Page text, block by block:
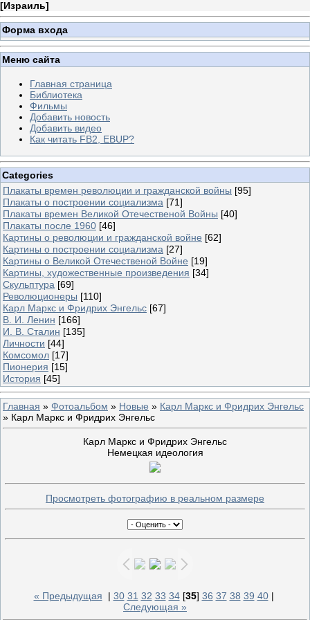
[Израиль]
Форма входа
Меню сайта
Главная страница
Библиотека
Фильмы
Добавить новость
Добавить видео
Как читать FB2, EBUP?
Categories
Плакаты времен революции и гражданской войны [95]
Плакаты о построении социализма [71]
Плакаты времен Великой Отечественой Войны [40]
Плакаты после 1960 [46]
Картины о революции и гражданской войне [62]
Картины о построении социализма [27]
Картины о Великой Отечественой Войне [19]
Картины, художественные произведения [34]
Скульптура [69]
Революционеры [110]
Карл Маркс и Фридрих Энгельс [67]
В. И. Ленин [166]
И. В. Сталин [135]
Личности [44]
Комсомол [17]
Пионерия [15]
История [45]
Главная » Фотоальбом » Новые » Карл Маркс и Фридрих Энгельс
» Карл Маркс и Фридрих Энгельс
Карл Маркс и Фридрих Энгельс
Немецкая идеология
Просмотреть фотографию в реальном размере
« Предыдущая | 30 31 32 33 34[35] 36 37 38 39 40|
Следующая »